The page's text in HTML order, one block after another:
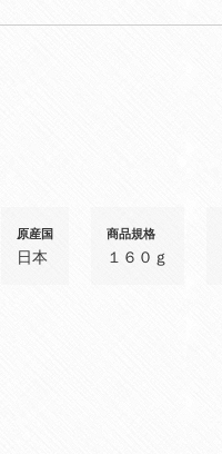
原産国
日本
商品規格
１６０ｇ